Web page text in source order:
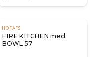
HÖFATS
FIRE KITCHEN med
BOWL 57